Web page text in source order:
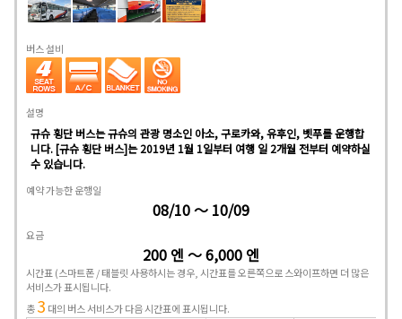
버스 설비
설명
규슈 횡단 버스는 규슈의 관광 명소인 아소, 구로카와, 유후인, 벳푸를 운행합
니다. [규슈 횡단 버스]는 2019년 1월 1일부터 여행 일 2개월 전부터 예약하실
수 있습니다.
예약 가능한 운행일
08/10 ～ 10/09
요금
200 엔 ～ 6,000 엔
시간표(스마트폰 / 태블릿 사용하시는 경우, 시간표를 오른쪽으로 스와이프하면 더 많은
서비스가 표시됩니다.
총3 대의 버스 서비스가 다음 시간표에 표시됩니다.